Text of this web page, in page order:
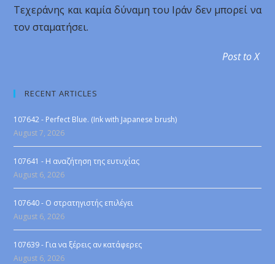
Τεχεράνης και καμία δύναμη του Ιράν δεν μπορεί να
τον σταματήσει.
Post to X
RECENT ARTICLES
107642 - Perfect Blue. (Ink with Japanese brush)
August 7, 2026
107641 - Η αναζήτηση της ευτυχίας
August 6, 2026
107640 - Ο στρατηγιστής επιλέγει
August 6, 2026
107639 - Για να ξέρεις αν κατάφερες
August 6, 2026